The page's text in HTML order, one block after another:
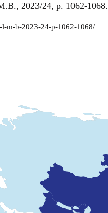
2023/24, p. 1062-1068.
l-m-b-2023-24-p-1062-1068/